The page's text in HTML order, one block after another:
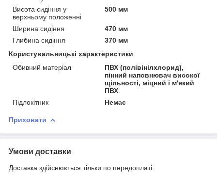
Висота сидіння у
верхньому положенні
500 мм
Ширина сидіння
470 мм
Глибина сидіння
370 мм
Користувальницькі характеристики
Обивний матеріал
ПВХ (полівінілхлорид),
пінний наповнювач високої
щільності, міцний і м'який
ПВХ
Підлокітник
Немає
Приховати
Умови доставки
Доставка здійснюється тільки по передоплаті.